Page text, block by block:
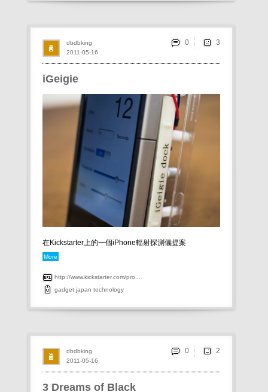
iGeigie
在Kickstarter上的一個iPhone輻射探測儀提案
More
http://www.kickstarter.com/pro...
gadget japan technology
2011-05-16
dbdbking 0
3 Dreams of Black
2011-05-16
dbdbking 0